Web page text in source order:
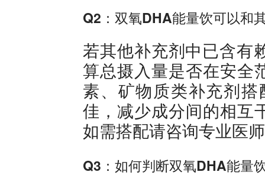
Q2：双氧DHA能量饮可以和
若其他补充剂中已含有
算总摄入量是否在安全
素、矿物质类补充剂
佳，减少成分间的相互
如需搭配请咨询专业医
Q3：如何判断双氧DHA能量